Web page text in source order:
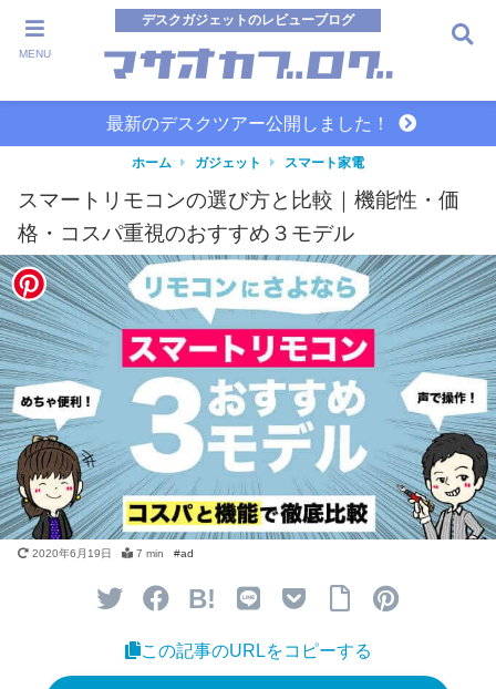
MENU
デスクガジェットのレビューブログ
最新のデスクツアー公開しました！
ホーム ガジェット スマート家電
スマートリモコンの選び方と比較｜機能性・価
格・コスパ重視のおすすめ３モデル
2020年6月19日 7 min
B!
この記事のURLをコピーする